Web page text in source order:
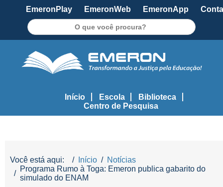
EmeronPlay EmeronWeb EmeronApp
Início Escola
Biblioteca
Centro de Pesquisa
Você está aqui: Início
Notícias
Programa Rumo à Toga: Emeron publica gabarito do
simulado do ENAM